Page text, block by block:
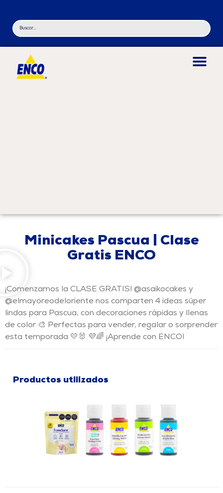
Minicakes Pascua | Clase
Gratis ENCO
¡Comenzamos la CLASE GRATIS! @asaikocakes y
@elmayoreodeloriente nos comparten 4 ideas súper
lindas para Pascua, con decoraciones rápidas y llenas
de color 🎨 Perfectas para vender, regalar o sorprender
esta temporada 💛🐰 💜🌈 ¡Aprende con ENCO!
Productos utilizados